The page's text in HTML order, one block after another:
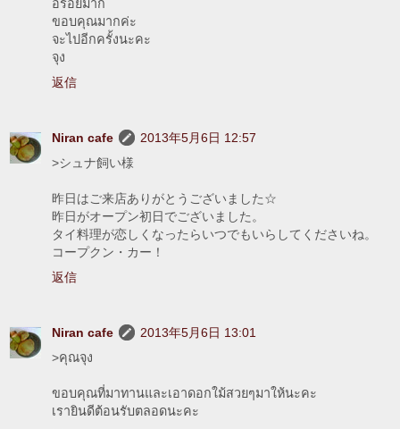
อร่อยมาก
ขอบคุณมากค่ะ
จะไปอีกครั้งนะคะ
จุง
返信
Niran cafe
2013年5月6日 12:57
>シュナ飼い様
昨日はご来店ありがとうございました☆
昨日がオープン初日でございました。
タイ料理が恋しくなったらいつでもいらしてくださいね。
コープクン・カー！
返信
Niran cafe
2013年5月6日 13:01
>คุณจุง
ขอบคุณที่มาทานและเอาดอกใม้สวยๆมาให้นะคะ
เรายินดีต้อนรับตลอดนะคะ